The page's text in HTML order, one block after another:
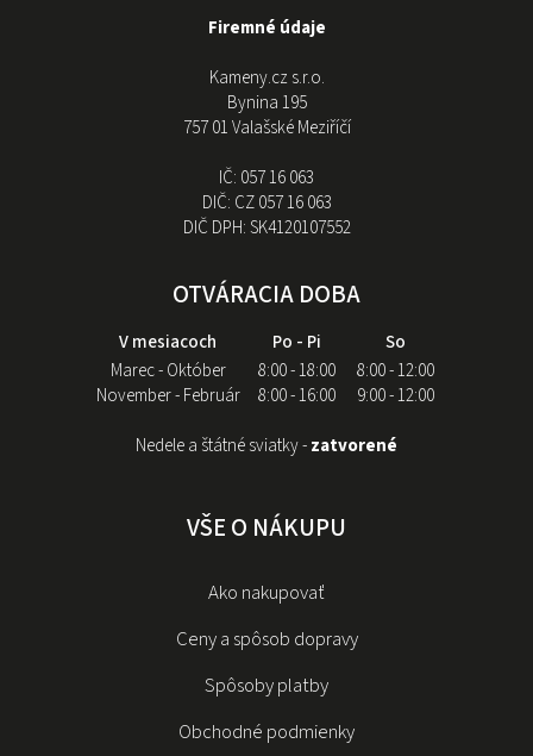
Firemné údaje
Kameny.cz s.r.o.
Bynina 195
757 01 Valašské Meziříčí
IČ: 057 16 063
DIČ: CZ 057 16 063
DIČ DPH:SK4120107552
OTVÁRACIA DOBA
V mesiacoch Po - Pi
So
Marec - Október
8:00 - 18:00
8:00 - 12:00
November - Február
8:00 - 16:00
9:00 - 12:00
Nedele a štátné sviatky -zatvorené
VŠE O NÁKUPU
Ako nakupovať
Ceny a spôsob dopravy
Spôsoby platby
Obchodné podmienky